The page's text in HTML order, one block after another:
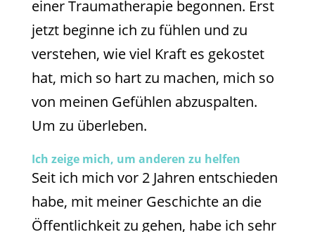
einer Traumatherapie begonnen. Erst
jetzt beginne ich zu fühlen und zu
verstehen, wie viel Kraft es gekostet
hat, mich so hart zu machen, mich so
von meinen Gefühlen abzuspalten.
Um zu überleben.
Ich zeige mich, um anderen zu helfen
Seit ich mich vor 2 Jahren entschieden
habe, mit meiner Geschichte an die
Öffentlichkeit zu gehen, habe ich sehr